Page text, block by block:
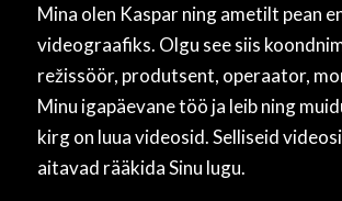
Mina olen Kaspar ning ametilt pean
videograafiks. Olgu see siis
režissöör, produtsent, operaator,
Minu igapäevane töö ja leib ning
kirg on luua videosid. Selliseid
aitavad rääkida Sinu lugu.